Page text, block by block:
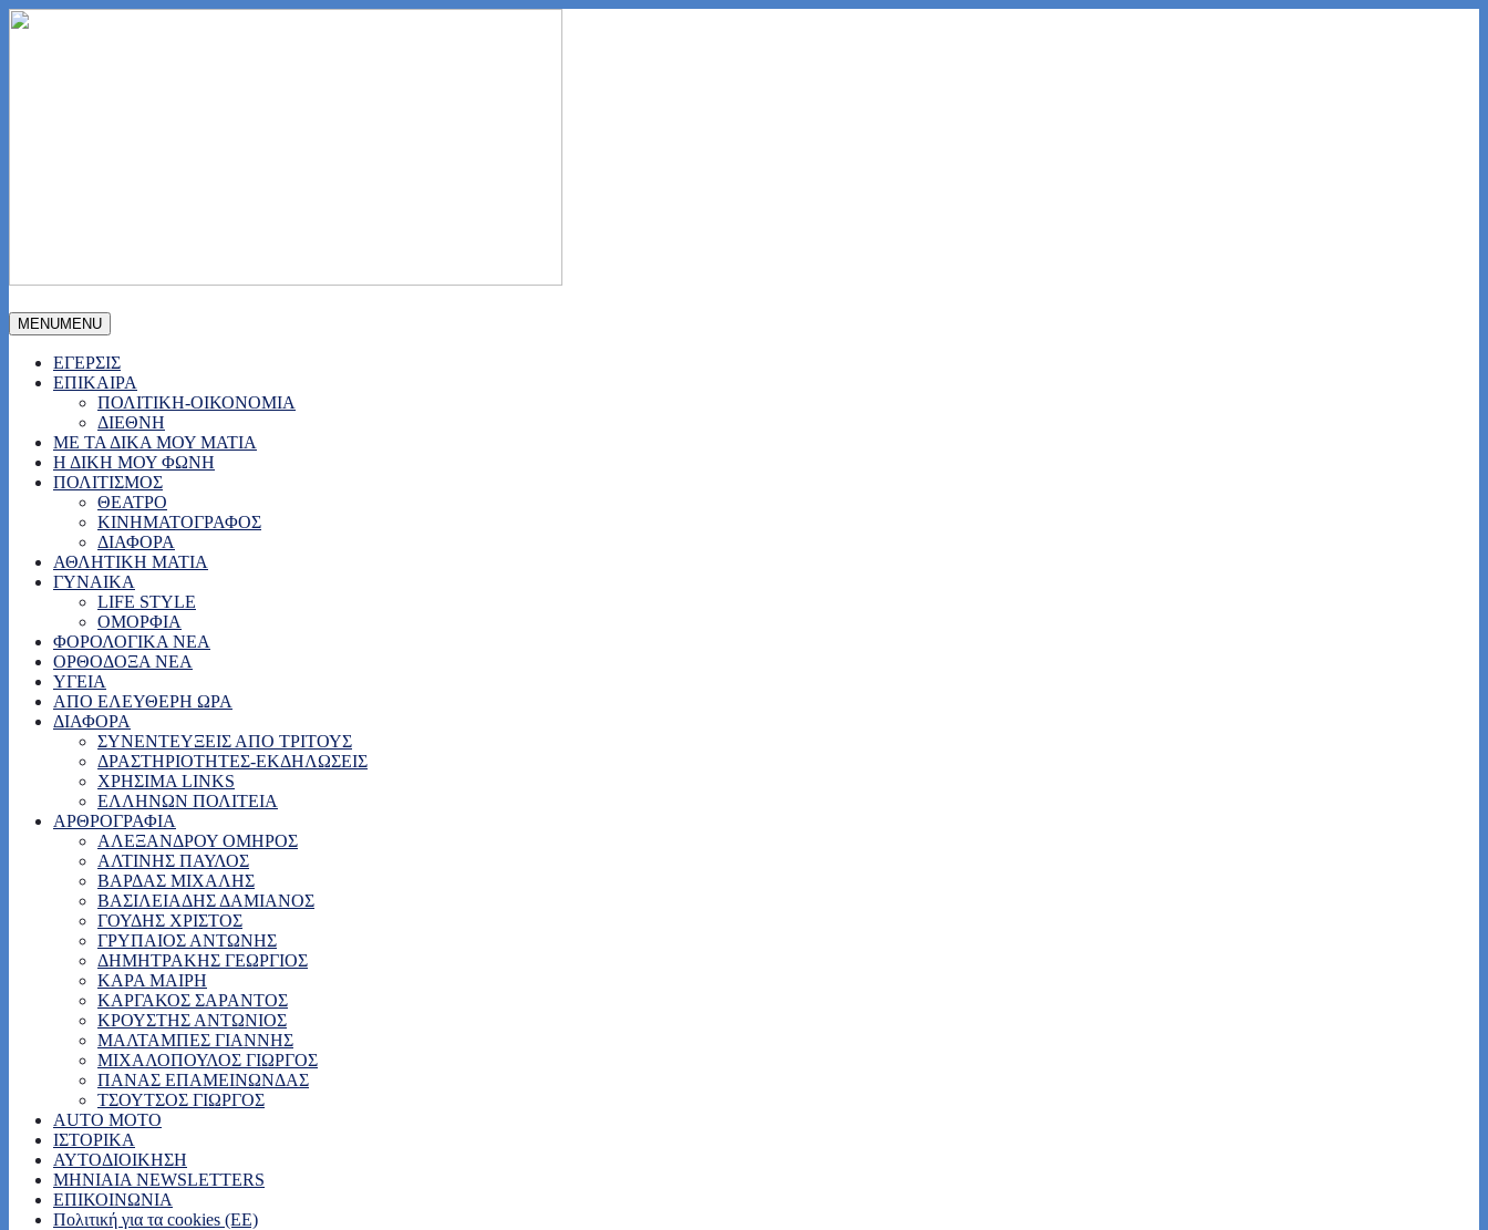
MENUMENU
ΕΓΕΡΣΙΣ
ΕΠΙΚΑΙΡΑ
ΠΟΛΙΤΙΚΗ-ΟΙΚΟΝΟΜΙΑ
ΔΙΕΘΝΗ
ΜΕ ΤΑ ΔΙΚΑ ΜΟΥ ΜΑΤΙΑ
Η ΔΙΚΗ ΜΟΥ ΦΩΝΗ
ΠΟΛΙΤΙΣΜΟΣ
ΘΕΑΤΡΟ
ΚΙΝΗΜΑΤΟΓΡΑΦΟΣ
ΔΙΑΦΟΡΑ
ΑΘΛΗΤΙΚΗ ΜΑΤΙΑ
ΓΥΝΑΙΚΑ
LIFE STYLE
ΟΜΟΡΦΙΑ
ΦΟΡΟΛΟΓΙΚΑ ΝΕΑ
ΟΡΘΟΔΟΞΑ ΝΕΑ
ΥΓΕΙΑ
ΑΠΟ ΕΛΕΥΘΕΡΗ ΩΡΑ
ΔΙΑΦΟΡΑ
ΣΥΝΕΝΤΕΥΞΕΙΣ ΑΠΟ ΤΡΙΤΟΥΣ
ΔΡΑΣΤΗΡΙΟΤΗΤΕΣ-ΕΚΔΗΛΩΣΕΙΣ
ΧΡΗΣΙΜΑ LINKS
ΕΛΛΗΝΩΝ ΠΟΛΙΤΕΙΑ
ΑΡΘΡΟΓΡΑΦΙΑ
ΑΛΕΞΑΝΔΡΟΥ ΟΜΗΡΟΣ
ΑΛΤΙΝΗΣ ΠΑΥΛΟΣ
ΒΑΡΔΑΣ ΜΙΧΑΛΗΣ
ΒΑΣΙΛΕΙΑΔΗΣ ΔΑΜΙΑΝΟΣ
ΓΟΥΔΗΣ ΧΡΙΣΤΟΣ
ΓΡΥΠΑΙΟΣ ΑΝΤΩΝΗΣ
ΔΗΜΗΤΡΑΚΗΣ ΓΕΩΡΓΙΟΣ
ΚΑΡΑ ΜΑΙΡΗ
ΚΑΡΓΑΚΟΣ ΣΑΡΑΝΤΟΣ
ΚΡΟΥΣΤΗΣ ΑΝΤΩΝΙΟΣ
ΜΑΛΤΑΜΠΕΣ ΓΙΑΝΝΗΣ
ΜΙΧΑΛΟΠΟΥΛΟΣ ΓΙΩΡΓΟΣ
ΠΑΝΑΣ ΕΠΑΜΕΙΝΩΝΔΑΣ
ΤΣΟΥΤΣΟΣ ΓΙΩΡΓΟΣ
AUTO MOTO
ΙΣΤΟΡΙΚΑ
ΑΥΤΟΔΙΟΙΚΗΣΗ
MHNIAIA NEWSLETTERS
ΕΠΙΚΟΙΝΩΝΙΑ
Πολιτική για τα cookies (ΕΕ)